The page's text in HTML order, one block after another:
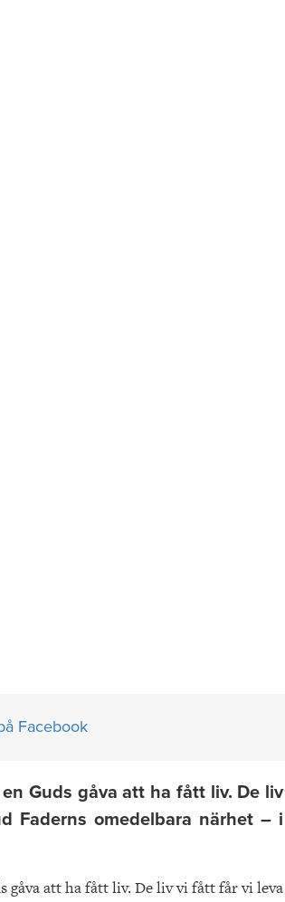
Facebook
en Guds gåva att ha fått liv. De liv
Faderns omedelbara närhet – i
gåva att ha fått liv. De liv vi fått får vi leva